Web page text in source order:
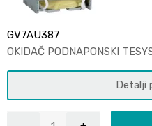
GV7AU387
OKIDAČ PODNAPONSKI
Detalji